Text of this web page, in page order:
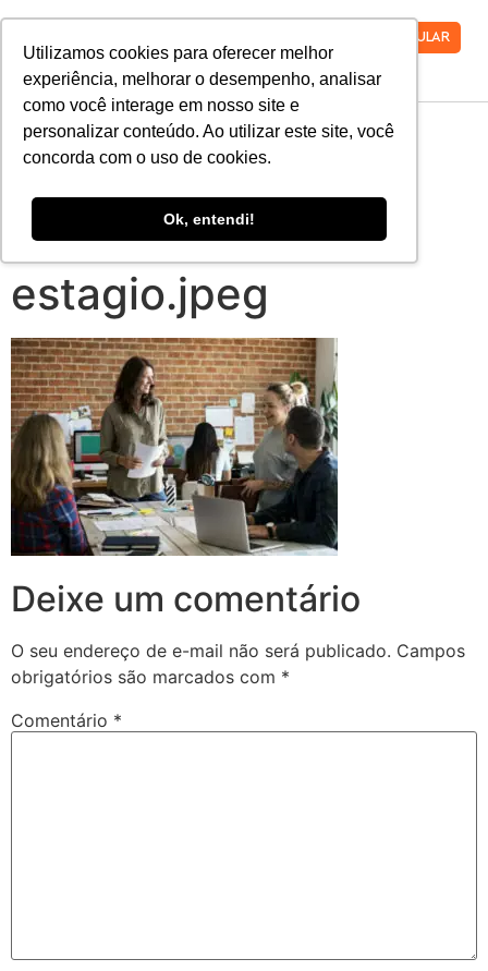
Utilizamos cookies para oferecer melhor
experiência, melhorar o desempenho, analisar
como você interage em nosso site e
personalizar conteúdo. Ao utilizar este site, você
concorda com o uso de cookies.
Ok, entendi!
VESTIBULAR
veja-8-erros-que-
voce-nao-pode-
cometer-no-seu-
estagio.jpeg
Deixe um comentário
O seu endereço de e-mail não será publicado. Campos
obrigatórios são marcados com *
Comentário *